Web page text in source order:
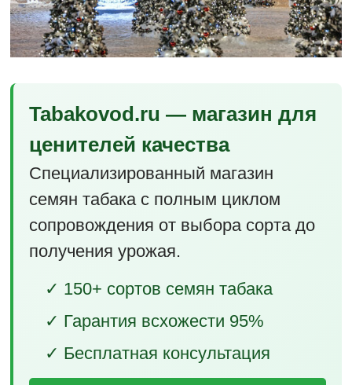
Tabakovod.ru — магазин для
ценителей качества
Специализированный магазин
семян табака с полным циклом
сопровождения от выбора сорта до
получения урожая.
✓ 150+ сортов семян табака
✓ Гарантия всхожести 95%
✓ Бесплатная консультация